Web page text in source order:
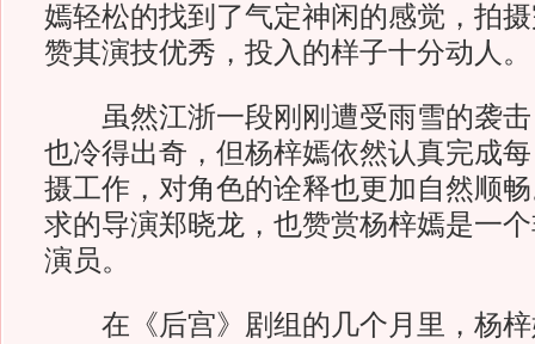
嫣轻松的找到了气定神闲的感觉，拍
赞其演技优秀，投入的样子十分动人。
虽然江浙一段刚刚遭受雨雪的袭击
也冷得出奇，但杨梓嫣依然认真完成
摄工作，对角色的诠释也更加自然顺
求的导演郑晓龙，也赞赏杨梓嫣是一
演员。
在《后宫》剧组的几个月里，杨梓